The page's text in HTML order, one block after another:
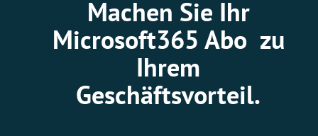
Machen Sie Ihr
Microsoft365 Abo zu
Ihrem
Geschäftsvorteil.